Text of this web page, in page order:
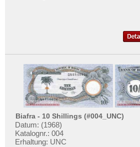
Biafra - 10 Shillings (#004_UNC)
Datum: (1968)
Katalognr.: 004
Erhaltung: UNC